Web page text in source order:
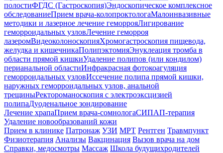
полостиФГДС (Гастроскопия)Эндоскопическое комплексное
обследованиеПрием врача-колопроктологаМалоинвазивные
методики и лазерное лечение геморрояЛигирование
геморроидальных узловЛечение геморроя
лазеромВидеоколоноскопияХромогастроскопия пищевода,
желудка и кишечникаПолипэктомияЭнуклеация тромба в
области прямой кишкиУдаление полипов (или кондилом)
перианальной областиИнфракрасная фотокоагуляция
геморроидальных узловИссечение полипа прямой кишки,
наружных геморроидальных узлов, анальной
трещиныРектороманоскопия с электроэксцизией
полипаДуоденальное зондирование
Лечение храпаПрием врача-сомнологаСИПАП-терапия
Удаление новообразований кожи
Прием в клинике Патронаж УЗИ МРТ Рентген Травмпункт
Физиотерапия Анализы Вакцинация Вызов врача на дом
Справки, медосмотры Массаж Школа будущихродителей